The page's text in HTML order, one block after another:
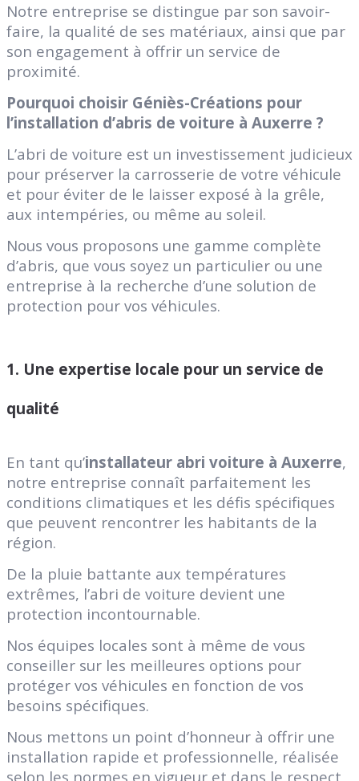
Notre entreprise se distingue par son savoir-
faire, la qualité de ses matériaux, ainsi que par
son engagement à offrir un service de
proximité.
Pourquoi choisir Géniès-Créations pour
l’installation d’abris de voiture à Auxerre ?
L’abri de voiture est un investissement judicieux
pour préserver la carrosserie de votre véhicule
et pour éviter de le laisser exposé à la grêle,
aux intempéries, ou même au soleil.
Nous vous proposons une gamme complète
d’abris, que vous soyez un particulier ou une
entreprise à la recherche d’une solution de
protection pour vos véhicules.
1. Une expertise locale pour un service de
qualité
En tant qu’installateur abri voiture à Auxerre,
notre entreprise connaît parfaitement les
conditions climatiques et les défis spécifiques
que peuvent rencontrer les habitants de la
région.
De la pluie battante aux températures
extrêmes, l’abri de voiture devient une
protection incontournable.
Nos équipes locales sont à même de vous
conseiller sur les meilleures options pour
protéger vos véhicules en fonction de vos
besoins spécifiques.
Nous mettons un point d’honneur à offrir une
installation rapide et professionnelle, réalisée
selon les normes en vigueur et dans le respect